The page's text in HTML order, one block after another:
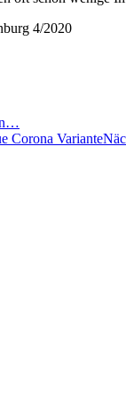
4/2020
Corona Variante